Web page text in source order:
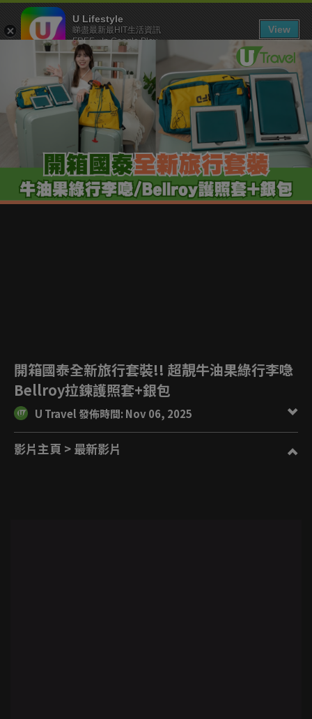
下載 U Lifestyle App
開箱國泰全新旅行套裝!! 超靚牛油果綠行李喼
Bellroy拉鍊護照套+銀包
U Travel 發佈時間: Nov 06, 2025
影片主頁 > 最新影片
U Lifestyle
睇盡最新最HIT生活資訊
FREE - In Google Play
View